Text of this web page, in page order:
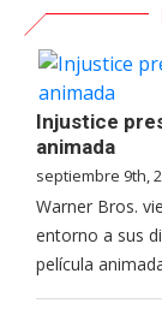
Injustice
animada
septiembre 9th,
Warner Bros.
entorno a sus
película